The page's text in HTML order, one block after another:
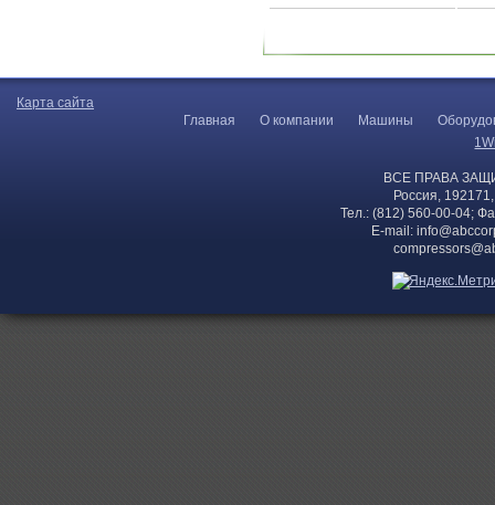
Карта сайта
Главная
О компании Машины
ВСЕ ПРАВА
Россия,
Тел.: (812) 560-00-04;
E-mail: